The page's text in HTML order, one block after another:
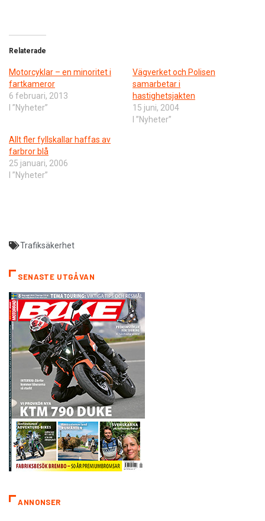
Relaterade
Motorcyklar – en minoritet i
fartkameror
6 februari, 2013
I ”Nyheter”
Vägverket och Polisen
samarbetar i
hastighetsjakten
15 juni, 2004
I ”Nyheter”
Allt fler fyllskallar haffas av
farbror blå
25 januari, 2006
I ”Nyheter”
Trafiksäkerhet
SENASTE UTGÅVAN
ANNONSER